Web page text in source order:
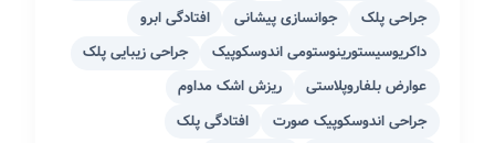
جراحی پلک
جوانسازی پیشانی
افتادگی ابرو
داکریوسیستورینوستومی اندوسکوپیک
جراحی زیبایی پلک
عوارض بلفاروپلاستی
ریزش اشک مداوم
جراحی اندوسکوپیک صورت
افتادگی پلک